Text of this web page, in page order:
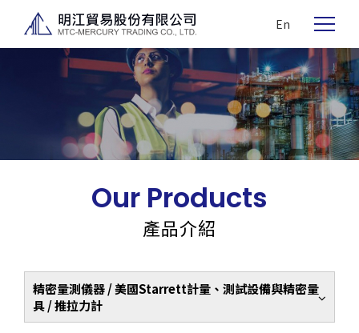
En
Our Products
產品介紹
精密量測儀器 / 美國Starrett計量、測試設備與精密量
具 / 推拉力計